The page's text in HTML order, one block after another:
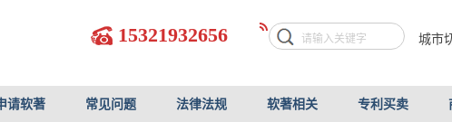
15321932656 城市
请软著 常见问题 法律法规 软著相关 专利买卖